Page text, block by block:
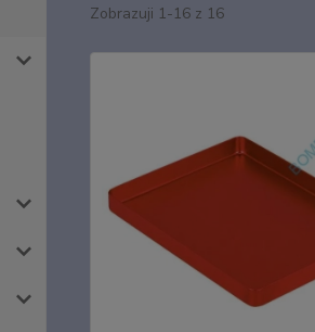
Zobrazuji 1-16 z 16